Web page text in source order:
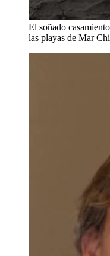
El soñado
las playas de Mar